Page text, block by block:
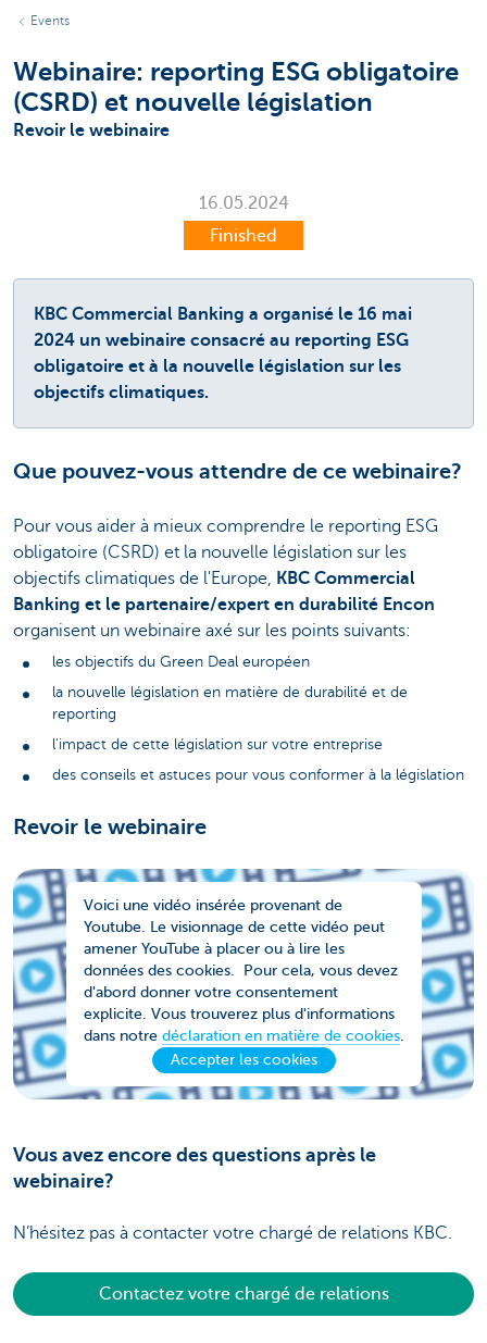
Events
Webinaire: reporting ESG obligatoire
(CSRD) et nouvelle législation
Revoir le webinaire
16.05.2024
Finished
KBC Commercial Banking a organisé le 16 mai
2024 un webinaire consacré au reporting ESG
obligatoire et à la nouvelle législation sur les
objectifs climatiques.
Que pouvez-vous attendre de ce webinaire?
Pour vous aider à mieux comprendre le reporting ESG
obligatoire (CSRD) et la nouvelle législation sur les
objectifs climatiques de l'Europe, KBC Commercial
Banking et le partenaire/expert en durabilité Encon
organisent un webinaire axé sur les points suivants:
les objectifs du Green Deal européen
la nouvelle législation en matière de durabilité et de
reporting
l'impact de cette législation sur votre entreprise
des conseils et astuces pour vous conformer à la législation
Revoir le webinaire
Voici une vidéo insérée provenant de
Youtube. Le visionnage de cette vidéo peut
amener YouTube à placer ou à lire les
données des cookies. Pour cela, vous devez
d'abord donner votre consentement
explicite. Vous trouverez plus d'informations
dans notre déclaration en matière de cookies.
Accepter les cookies
Vous avez encore des questions après le
webinaire?
N’hésitez pas à contacter votre chargé de relations KBC.
Contactez votre chargé de relations